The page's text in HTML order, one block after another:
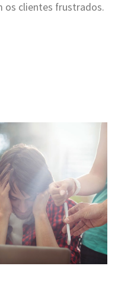
os clientes frustrados.